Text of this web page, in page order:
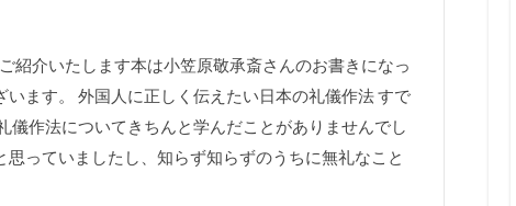
紹介いたします本は小笠原敬承斎さんのお書きになっ
ます。 外国人に正しく伝えたい日本の礼儀作法 すで
作法についてきちんと学んだことがありませんでし
っていましたし、知らず知らずのうちに無礼なこと